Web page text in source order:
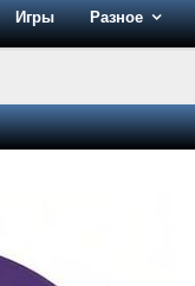
Игры Разное